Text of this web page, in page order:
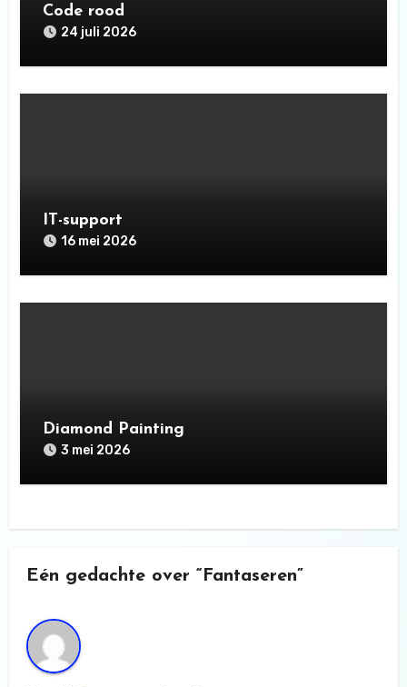
Code rood
24 juli 2026
IT-support
16 mei 2026
Diamond Painting
3 mei 2026
Eén gedachte over “Fantaseren”